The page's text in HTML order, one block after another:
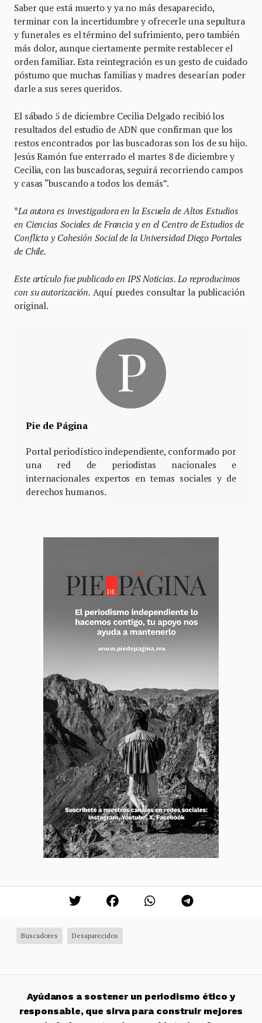
Saber que está muerto y ya no más desaparecido,
terminar con la incertidumbre y ofrecerle una sepultura
y funerales es el término del sufrimiento, pero también
más dolor, aunque ciertamente permite restablecer el
orden familiar. Esta reintegración es un gesto de cuidado
póstumo que muchas familias y madres desearían poder
darle a sus seres queridos.
El sábado 5 de diciembre Cecilia Delgado recibió los
resultados del estudio de ADN que confirman que los
restos encontrados por las buscadoras son los de su hijo.
Jesús Ramón fue enterrado el martes 8 de diciembre y
Cecilia, con las buscadoras, seguirá recorriendo campos
y casas “buscando a todos los demás”.
*La autora es investigadora en la Escuela de Altos Estudios
en Ciencias Sociales de Francia y en el Centro de Estudios de
Conflicto y Cohesión Social de la Universidad Diego Portales
de Chile.
Este artículo fue publicado en IPS Noticias. Lo reproducimos
con su autorización. Aquí puedes consultar la publicación
original.
Pie de Página
Portal periodístico independiente, conformado por
una red de periodistas nacionales e
internacionales expertos en temas sociales y de
derechos humanos.
Buscadores Desaparecidos
Ayúdanos a sostener un periodismo ético y
responsable, que sirva para construir mejores